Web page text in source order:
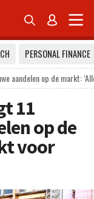
 
PERSONAL FINANCE
aandelen op de markt:
11
op de
voor